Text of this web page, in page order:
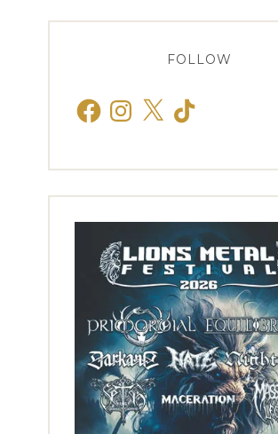
FOLLOW
FacebookInstagram
X TikTok